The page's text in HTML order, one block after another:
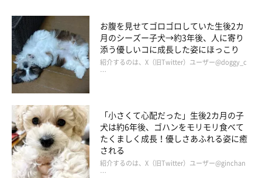
お腹を見せてゴロゴロしていた生後2カ
月のシーズー子犬→約3年後、人に寄り
添う優しいコに成長した姿にほっこり
紹介するのは、X（旧Twitter）ユーザー@doggy_c
…
「小さくて心配だった」生後2カ月の子
犬は約6年後、ゴハンをモリモリ食べて
たくましく成長！優しさあふれる姿に癒
される
紹介するのは、X（旧Twitter）ユーザー@ginchan
…